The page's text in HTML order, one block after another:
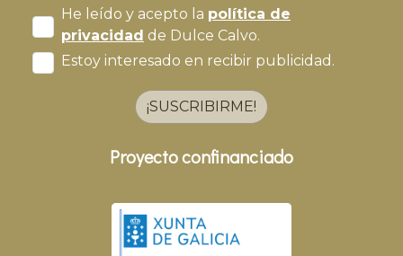
He leído y acepto la política de
privacidad de Dulce Calvo.
Estoy interesado en recibir publicidad.
¡SUSCRIBIRME!
Proyecto confinanciado